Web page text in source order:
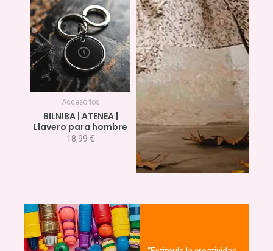
Accesorios
BILNIBA | ATENEA |
Llavero para hombre
18,99 €